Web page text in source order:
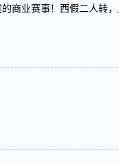
商业赛事！西假二人转